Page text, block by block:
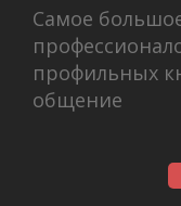
Самое
профильных
общение